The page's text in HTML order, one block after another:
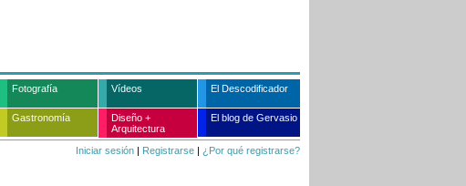
Fotografía Vídeos El Descodificador
Gastronomía
Diseño +
Arquitectura
El blog de Gervasio
Iniciar sesión | Registrarse | ¿Por qué registrarse?